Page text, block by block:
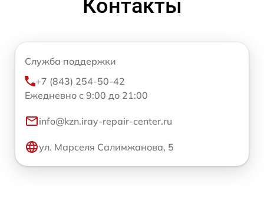
Контакты
Служба поддержки
+7 (843) 254-50-42
Ежедневно с 9:00 до 21:00
info@kzn.iray-repair-center.ru
ул. Марселя Салимжанова, 5